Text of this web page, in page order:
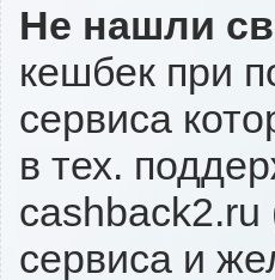
Не нашли
кешбек при
сервиса
в тех.
cashback2.ru
сервиса и